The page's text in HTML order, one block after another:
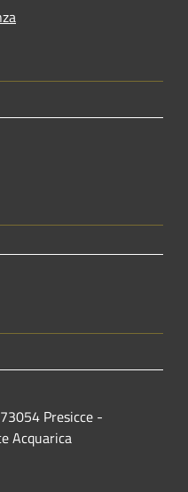
Presicce -
Acquarica